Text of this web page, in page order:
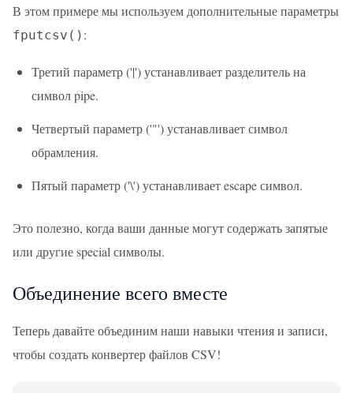
В этом примере мы используем дополнительные параметры
fputcsv() :
Третий параметр ('|') устанавливает разделитель на
символ pipe.
Четвертый параметр ('"') устанавливает символ
обрамления.
Пятый параметр ('\') устанавливает escape символ.
Это полезно, когда ваши данные могут содержать запятые
или другие special символы.
Объединение всего вместе
Теперь давайте объединим наши навыки чтения и записи,
чтобы создать конвертер файлов CSV!